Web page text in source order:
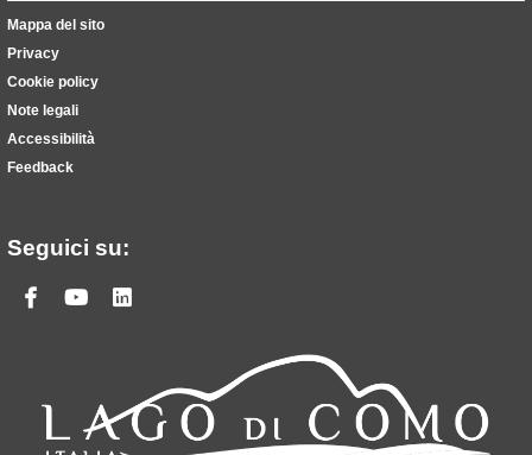
Mappa del sito
Privacy
Cookie policy
Note legali
Accessibilità
Feedback
Seguici su:
Facebook
Youtube